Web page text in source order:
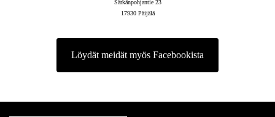
Särkänpohjantie 23
17930 Päijälä
Löydät meidät myös Facebookista